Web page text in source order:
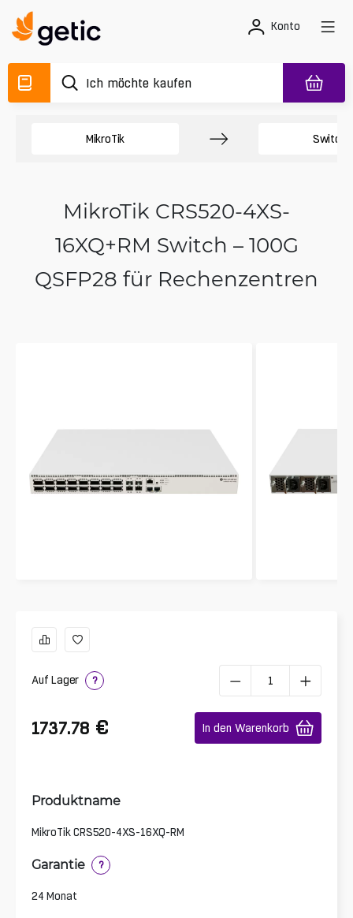
Konto
MikroTik Switche
MikroTik CRS520-4XS-
16XQ+RM Switch – 100G
QSFP28 für Rechenzentren
Auf Lager ?
1737.78 € In den Warenkorb
Produktname
MikroTik CRS520-4XS-16XQ-RM
Garantie ?
24 Monat